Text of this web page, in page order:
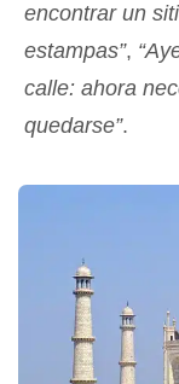
encontrar un
estampas”,
calle: ahora
quedarse”.